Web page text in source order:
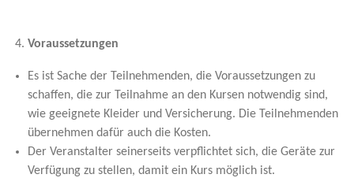
Voraussetzungen
Es ist Sache der Teilnehmenden, die Voraussetzungen zu
schaffen, die zur Teilnahme an den Kursen notwendig sind,
wie geeignete Kleider und Versicherung. Die Teilnehmenden
übernehmen dafür auch die Kosten.
Der Veranstalter seinerseits verpflichtet sich, die Geräte zur
Verfügung zu stellen, damit ein Kurs möglich ist.